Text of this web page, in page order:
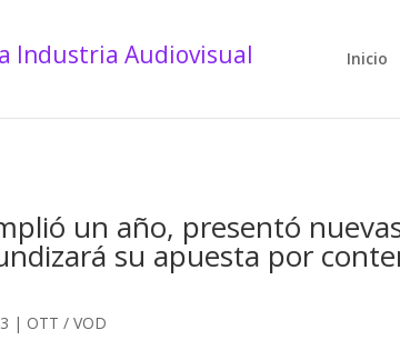
Inicio
un año, presentó
su apuesta por
| OTT / VOD